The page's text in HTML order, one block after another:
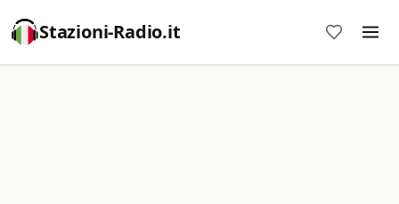
Stazioni-Radio.it